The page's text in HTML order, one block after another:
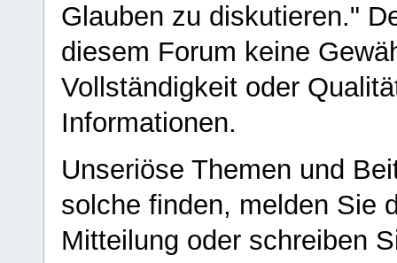
Glauben zu diskutieren."
diesem Forum keine
Vollständigkeit oder
Informationen.
Unseriöse Themen und
solche finden, melden Sie
Mitteilung oder schreiben